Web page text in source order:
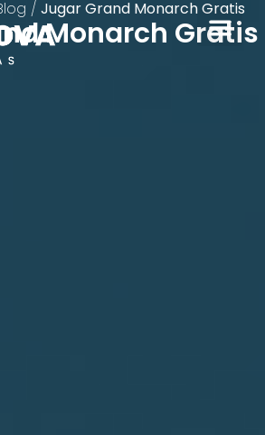
/ Jugar Grand Monarch Gratis
Monarch Gratis